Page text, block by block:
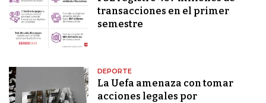
transacciones en el primer
semestre
DEPORTE
La Uefa amenaza con tomar
acciones legales por